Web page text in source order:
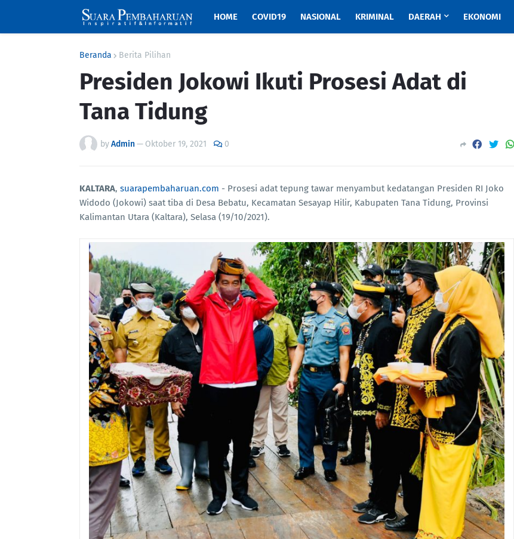
HOME COVID19 NASIONAL KRIMINAL DAERAH EKONOMI
Beranda Berita Pilihan
Presiden Jokowi Ikuti Prosesi Adat di
Tana Tidung
byAdmin— Oktober 19, 2021 0
KALTARA, suarapembaharuan.com - Prosesi adat tepung tawar menyambut kedatangan Presiden RI Joko
Widodo (Jokowi) saat tiba di Desa Bebatu, Kecamatan Sesayap Hilir, Kabupaten Tana Tidung, Provinsi
Kalimantan Utara (Kaltara), Selasa (19/10/2021).